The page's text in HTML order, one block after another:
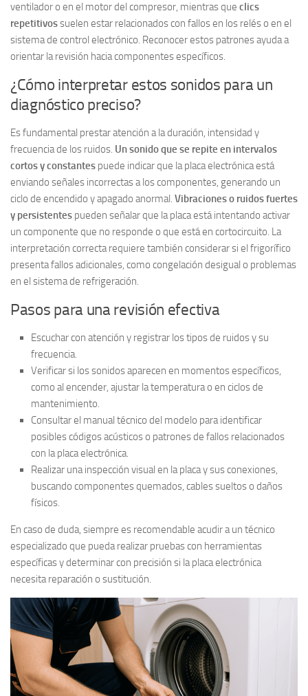
ventilador o en el motor del compresor, mientras que clics
repetitivossuelen estar relacionados con fallos en los relés o en el
sistema de control electrónico. Reconocer estos patrones ayuda a
orientar la revisión hacia componentes específicos.
¿Cómo interpretar estos sonidos para un
diagnóstico preciso?
Es fundamental prestar atención a la duración, intensidad y
frecuencia de los ruidos. Un sonido que se repite en intervalos
cortos y constantes puede indicar que la placa electrónica está
enviando señales incorrectas a los componentes, generando un
ciclo de encendido y apagado anormal. Vibraciones o ruidos fuertes
y persistentes pueden señalar que la placa está intentando activar
un componente que no responde o que está en cortocircuito. La
interpretación correcta requiere también considerar si el frigorífico
presenta fallos adicionales, como congelación desigual o problemas
en el sistema de refrigeración.
Pasos para una revisión efectiva
Escuchar con atención y registrar los tipos de ruidos y su
frecuencia.
Verificar si los sonidos aparecen en momentos específicos,
como al encender, ajustar la temperatura o en ciclos de
mantenimiento.
Consultar el manual técnico del modelo para identificar
posibles códigos acústicos o patrones de fallos relacionados
con la placa electrónica.
Realizar una inspección visual en la placa y sus conexiones,
buscando componentes quemados, cables sueltos o daños
físicos.
En caso de duda, siempre es recomendable acudir a un técnico
especializado que pueda realizar pruebas con herramientas
específicas y determinar con precisión si la placa electrónica
necesita reparación o sustitución.